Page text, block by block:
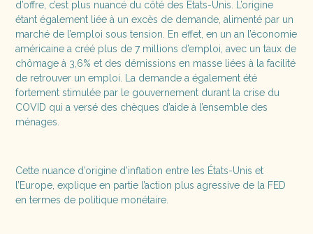
d’offre, c’est plus nuancé du côté des États-Unis. L’origine
étant également liée à un excès de demande, alimenté par un
marché de l’emploi sous tension. En effet, en un an l’économie
américaine a créé plus de 7 millions d’emploi, avec un taux de
chômage à 3,6% et des démissions en masse liées à la facilité
de retrouver un emploi. La demande a également été
fortement stimulée par le gouvernement durant la crise du
COVID qui a versé des chèques d’aide à l’ensemble des
ménages.
Cette nuance d’origine d’inflation entre les États-Unis et
l’Europe, explique en partie l’action plus agressive de la FED
en termes de politique monétaire.